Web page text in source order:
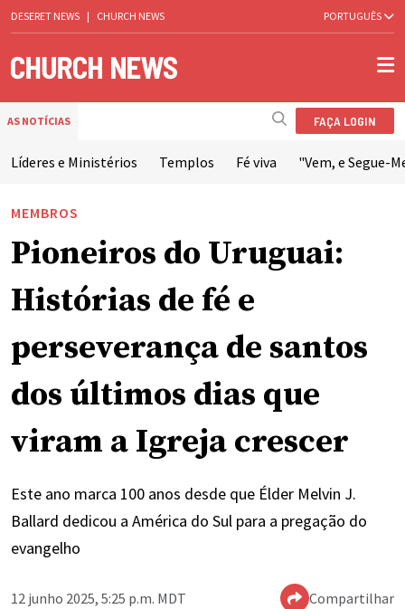
DESERET NEWS | CHURCH NEWS PORTUGUÊS
AS NOTÍCIAS FAÇA LOGIN
Líderes e Ministérios Templos Fé viva "Vem, e Segue-
MEMBROS
Pioneiros do Uruguai:
Histórias de fé e
perseverança de santos
dos últimos dias que
viram a Igreja crescer
Este ano marca 100 anos desde que Élder Melvin J.
Ballard dedicou a América do Sul para a pregação do
evangelho
12 junho 2025, 5:25 p.m. MDT Compartilhar